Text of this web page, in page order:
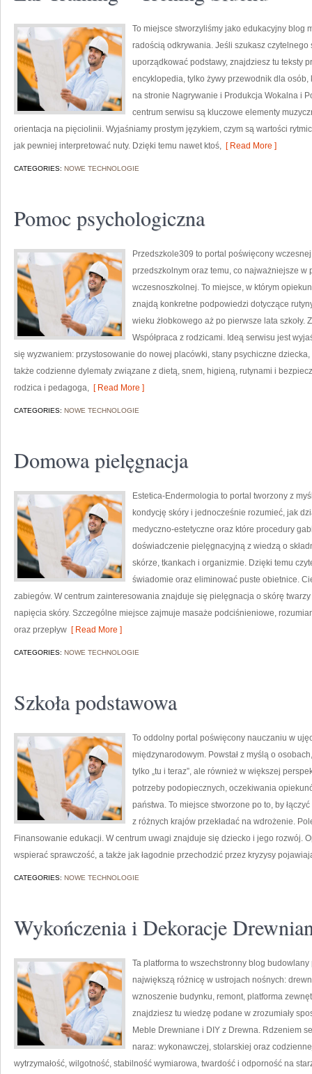
To miejsce stworzyliśmy jako edukacyjny blog
radością odkrywania. Jeśli szukasz
uporządkować podstawy, znajdziesz tu teksty
encyklopedia, tylko żywy przewodnik dla
na stronie Nagrywanie i Produkcja Wokalna i
centrum serwisu są kluczowe elementy
orientacja na pięciolinii. Wyjaśniamy prostym językiem, czym są wartości
jak pewniej interpretować nuty. Dzięki temu nawet ktoś, [ Read More ]
CATEGORIES: NOWE TECHNOLOGIE
Pomoc psychologiczna
Przedszkole309 to portal poświęcony
przedszkolnym oraz temu, co najważniejsze
wczesnoszkolnej. To miejsce, w którym
znajdą konkretne podpowiedzi dotyczące
wieku żłobkowego aż po pierwsze lata szkoły.
Współpraca z rodzicami. Ideą serwisu jest
się wyzwaniem: przystosowanie do nowej placówki, stany psychiczne
także codzienne dylematy związane z dietą, snem, higieną, rutynami i
rodzica i pedagoga, [ Read More ]
CATEGORIES: NOWE TECHNOLOGIE
Domowa pielęgnacja
Estetica-Endermologia to portal tworzony z
kondycję skóry i jednocześnie rozumieć, jak
medyczno-estetyczne oraz które procedury
doświadczenie pielęgnacyjną z wiedzą o
skórze, tkankach i organizmie. Dzięki temu
świadomie oraz eliminować puste obietnice.
zabiegów. W centrum zainteresowania znajduje się pielęgnacja o skórę
napięcia skóry. Szczególne miejsce zajmuje masaże podciśnieniowe,
oraz przepływ [ Read More ]
CATEGORIES: NOWE TECHNOLOGIE
Szkoła podstawowa
To oddolny portal poświęcony nauczaniu w
międzynarodowym. Powstał z myślą o
tylko „tu i teraz”, ale również w większej
potrzeby podopiecznych, oczekiwania
państwa. To miejsce stworzone po to, by
z różnych krajów przekładać na wdrożenie.
Finansowanie edukacji. W centrum uwagi znajduje się dziecko i jego rozwój.
wspierać sprawczość, a także jak łagodnie przechodzić przez kryzysy
CATEGORIES: NOWE TECHNOLOGIE
Wykończenia i Dekoracje
Ta platforma to wszechstronny blog
największą różnicę w ustrojach nośnych:
wznoszenie budynku, remont, platforma
znajdziesz tu wiedzę podane w zrozumiały
Meble Drewniane i DIY z Drewna. Rdzeniem
naraz: wykonawczej, stolarskiej oraz
wytrzymałość, wilgotność, stabilność wymiarowa, twardość i odporność na